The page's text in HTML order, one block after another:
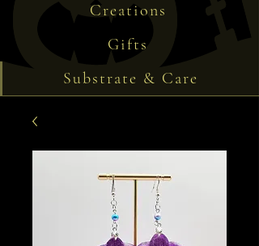
Creations
Gifts
Substrate & Care